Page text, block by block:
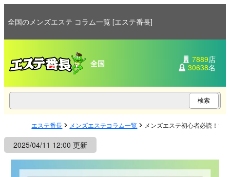
全国のメンズエステ コラム一覧 [エステ番長]
全国 7889店
30638名
エステ番長 メンズエステコラム一覧 メンズエステ初心者必読！マ
2025/04/11 12:00 更新